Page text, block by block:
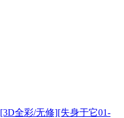
[3D全彩/无修][失身于它01-